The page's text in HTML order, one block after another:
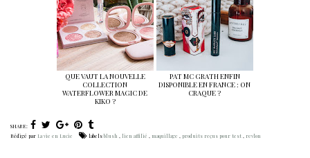
QUE VAUT LA NOUVELLE
COLLECTION
WATERFLOWER MAGIC DE
KIKO ?
PAT MC GRATH ENFIN
DISPONIBLE EN FRANCE : ON
CRAQUE ?
SHARE:
Rédigé par La vie en Lucie labels blush lien affilié maquillage produits reçus pour test revlon